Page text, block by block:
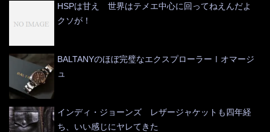
HSPは甘え 世界はテメエ中心に回ってねえんだよ
クソが！
BALTANYのほぼ完璧なエクスプローラーⅠオマージ
ュ
インディ・ジョーンズ レザージャケットも四年経
ち、いい感じにヤレてきた